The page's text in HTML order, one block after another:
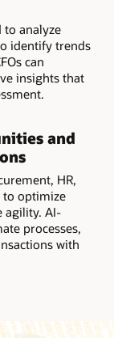
to analyze
identify trends
can
insights that
and
HR,
to optimize
agility. AI-
processes,
with